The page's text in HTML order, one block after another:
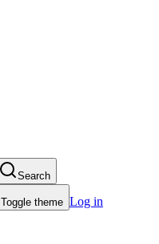
Search
Toggle theme Log in